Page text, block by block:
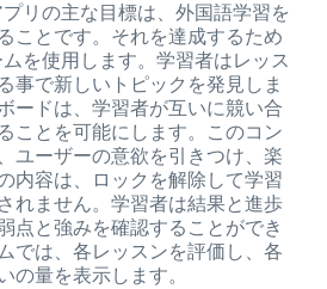
プリの主な目標は、外国語学習を
ことです。それを達成するため
ムを使用します。学習者はレッス
事で新しいトピックを発見しま
ードは、学習者が互いに競い合
ことを可能にします。このコン
ユーザーの意欲を引きつけ、楽
内容は、ロックを解除して学習
れません。学習者は結果と進歩
点と強みを確認することができ
では、各レッスンを評価し、各
の量を表示します。